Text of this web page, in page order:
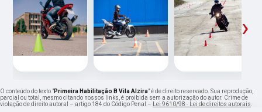
‹ ›
O conteúdo do texto "Primeira Habilitação B Vila Alzira" é de direito reservado. Sua reprodução,
parcial ou total, mesmo citando nossos links, é proibida sem a autorização do autor. Crime de
violação de direito autoral – artigo 184 do Código Penal –
Lei 9610/98 - Lei de direitos autorais